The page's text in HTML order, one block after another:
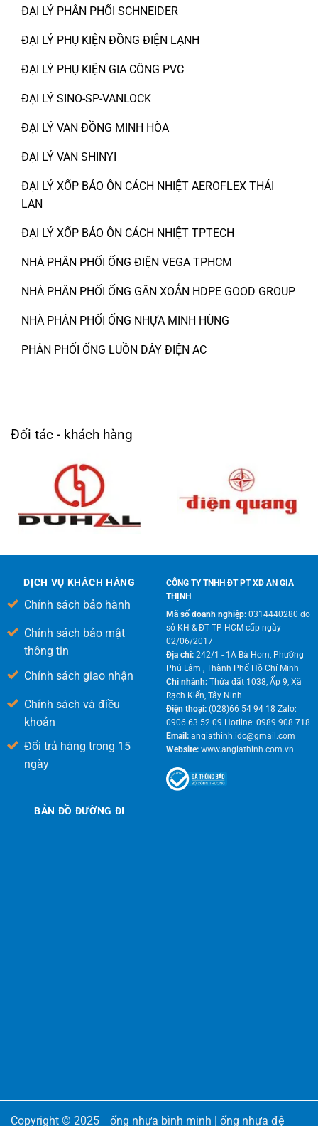
ĐẠI LÝ PHÂN PHỐI SCHNEIDER
ĐẠI LÝ PHỤ KIỆN ĐỒNG ĐIỆN LẠNH
ĐẠI LÝ PHỤ KIỆN GIA CÔNG PVC
ĐẠI LÝ SINO-SP-VANLOCK
ĐẠI LÝ VAN ĐỒNG MINH HÒA
ĐẠI LÝ VAN SHINYI
ĐẠI LÝ XỐP BẢO ÔN CÁCH NHIỆT AEROFLEX THÁI
LAN
ĐẠI LÝ XỐP BẢO ÔN CÁCH NHIỆT TPTECH
NHÀ PHÂN PHỐI ỐNG ĐIỆN VEGA TPHCM
NHÀ PHÂN PHỐI ỐNG GÂN XOẮN HDPE GOOD GROUP
NHÀ PHÂN PHỐI ỐNG NHỰA MINH HÙNG
PHÂN PHỐI ỐNG LUỒN DÂY ĐIỆN AC
Đối tác - khách hàng
DỊCH VỤ KHÁCH HÀNG
Chính sách bảo hành
Chính sách bảo mật
thông tin
Chính sách giao nhận
Chính sách và điều
khoản
Đổi trả hàng trong 15
ngày
CÔNG TY TNHH ĐT PT XD AN GIA
THỊNH
Mã số doanh nghiệp:0314440280 do
sở KH & ĐT TP HCM cấp ngày
02/06/2017
Địa chỉ:242/1 - 1A Bà Hom, Phường
Phú Lâm , Thành Phố Hồ Chí Minh
Chi nhánh: Thửa đất 1038, Ấp 9, Xã
Rạch Kiến, Tây Ninh
Điện thoại:(028)66 54 94 18 Zalo:
0906 63 52 09 Hotline: 0989 908 718
Email:angiathinh.idc@gmail.com
Website:www.angiathinh.com.vn
BẢN ĐỒ ĐƯỜNG ĐI
Copyright © 2025 ống nhựa bình minh ống nhựa đệ